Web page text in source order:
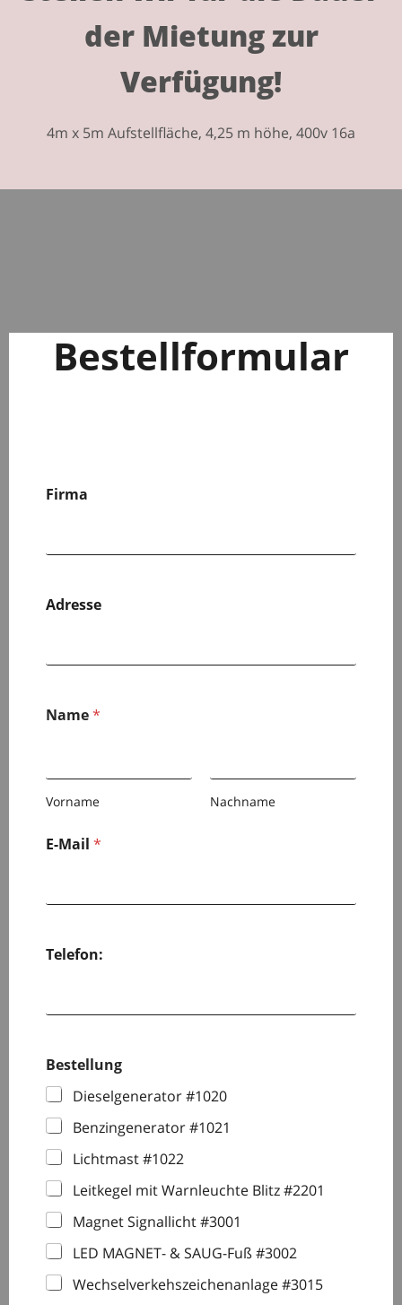
der Mietung zur
Verfügung!
4m x 5m Aufstellfläche, 4,25 m höhe, 400v 16a
Bestellformular
Firma
Adresse
Name*
Vorname Nachname
E-Mail *
Telefon:
Bestellung
Dieselgenerator #1020
Benzingenerator #1021
Lichtmast #1022
Leitkegel mit Warnleuchte Blitz #2201
Magnet Signallicht #3001
LED MAGNET- & SAUG-Fuß #3002
Wechselverkehszeichenanlage #3015